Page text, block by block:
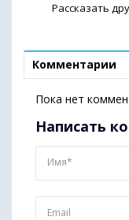
Рассказать
Комментарии
Пока нет
Написать
Имя*
Email